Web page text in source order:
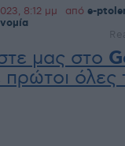
8:12 μμ από e-
μας στο
όλες